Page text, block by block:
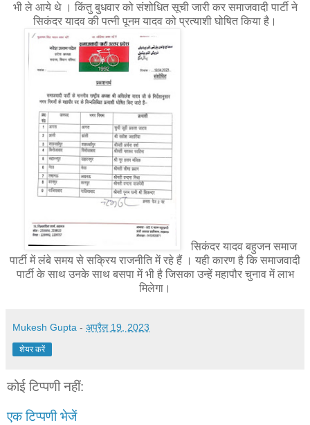
भी ले आये थे । किंतु बुधवार को संशोधित सूची जारी कर समाजवादी पार्टी ने
सिकंदर यादव की पत्नी पूनम यादव को प्रत्याशी घोषित किया है।
सिकंदर यादव बहुजन समाज
पार्टी में लंबे समय से सक्रिय राजनीति में रहे हैं । यही कारण है कि समाजवादी
पार्टी के साथ उनके साथ बसपा में भी है जिसका उन्हें महापौर चुनाव में लाभ
मिलेगा।
Mukesh Gupta - अप्रैल 19, 2023
शेयर करें
कोई टिप्पणी नहीं:
एक टिप्पणी भेजें